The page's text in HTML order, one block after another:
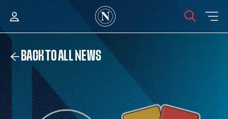
BACK TO ALL NEWS